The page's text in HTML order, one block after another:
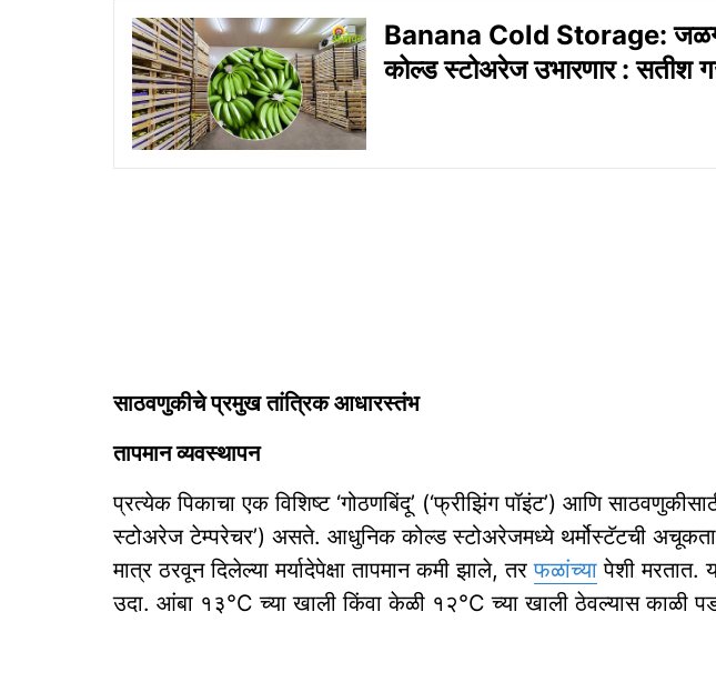
Banana Cold Storage:
कोल्ड स्टोअरेज उभारणार : सतीश
साठवणुकीचे प्रमुख तांत्रिक आधारस्तंभ
तापमान व्यवस्थापन
प्रत्येक पिकाचा एक विशिष्ट ‘गोठणबिंदू’ (‘फ्रीझिंग पॉइंट’) आणि
स्टोअरेज टेम्परेचर’) असते. आधुनिक कोल्ड स्टोअरेजमध्ये थर्मोस्टॅटची
मात्र ठरवून दिलेल्या मर्यादेपेक्षा तापमान कमी झाले, तरफळांच्या पेशी मरतात.
उदा. आंबा १३°C च्या खाली किंवा केळी १२°C च्या खाली ठेवल्यास काळी